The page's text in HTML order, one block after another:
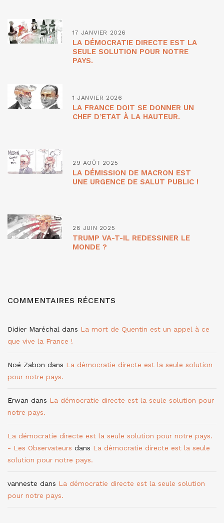
17 JANVIER 2026
LA DÉMOCRATIE DIRECTE EST LA
SEULE SOLUTION POUR NOTRE
PAYS.
1 JANVIER 2026
LA FRANCE DOIT SE DONNER UN
CHEF D’ETAT À LA HAUTEUR.
29 AOÛT 2025
LA DÉMISSION DE MACRON EST
UNE URGENCE DE SALUT PUBLIC !
28 JUIN 2025
TRUMP VA-T-IL REDESSINER LE
MONDE ?
COMMENTAIRES RÉCENTS
Didier Maréchal dans La mort de Quentin est un appel à ce
que vive la France !
Noé Zabon dans La démocratie directe est la seule solution
pour notre pays.
Erwan dans La démocratie directe est la seule solution pour
notre pays.
La démocratie directe est la seule solution pour notre pays.
- Les Observateurs dans La démocratie directe est la seule
solution pour notre pays.
vanneste dans La démocratie directe est la seule solution
pour notre pays.